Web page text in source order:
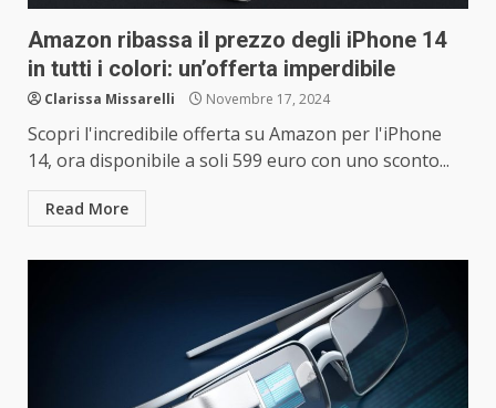
Amazon ribassa il prezzo degli iPhone 14
in tutti i colori: un’offerta imperdibile
Clarissa Missarelli Novembre 17, 2024
Scopri l'incredibile offerta su Amazon per l'iPhone
14, ora disponibile a soli 599 euro con uno sconto...
Read More